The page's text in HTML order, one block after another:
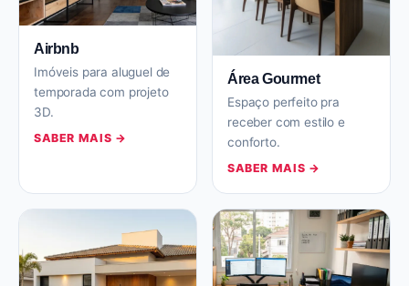
Airbnb
Imóveis para aluguel de
temporada com projeto
3D.
SABER MAIS →
Área Gourmet
Espaço perfeito pra
receber com estilo e
conforto.
SABER MAIS →